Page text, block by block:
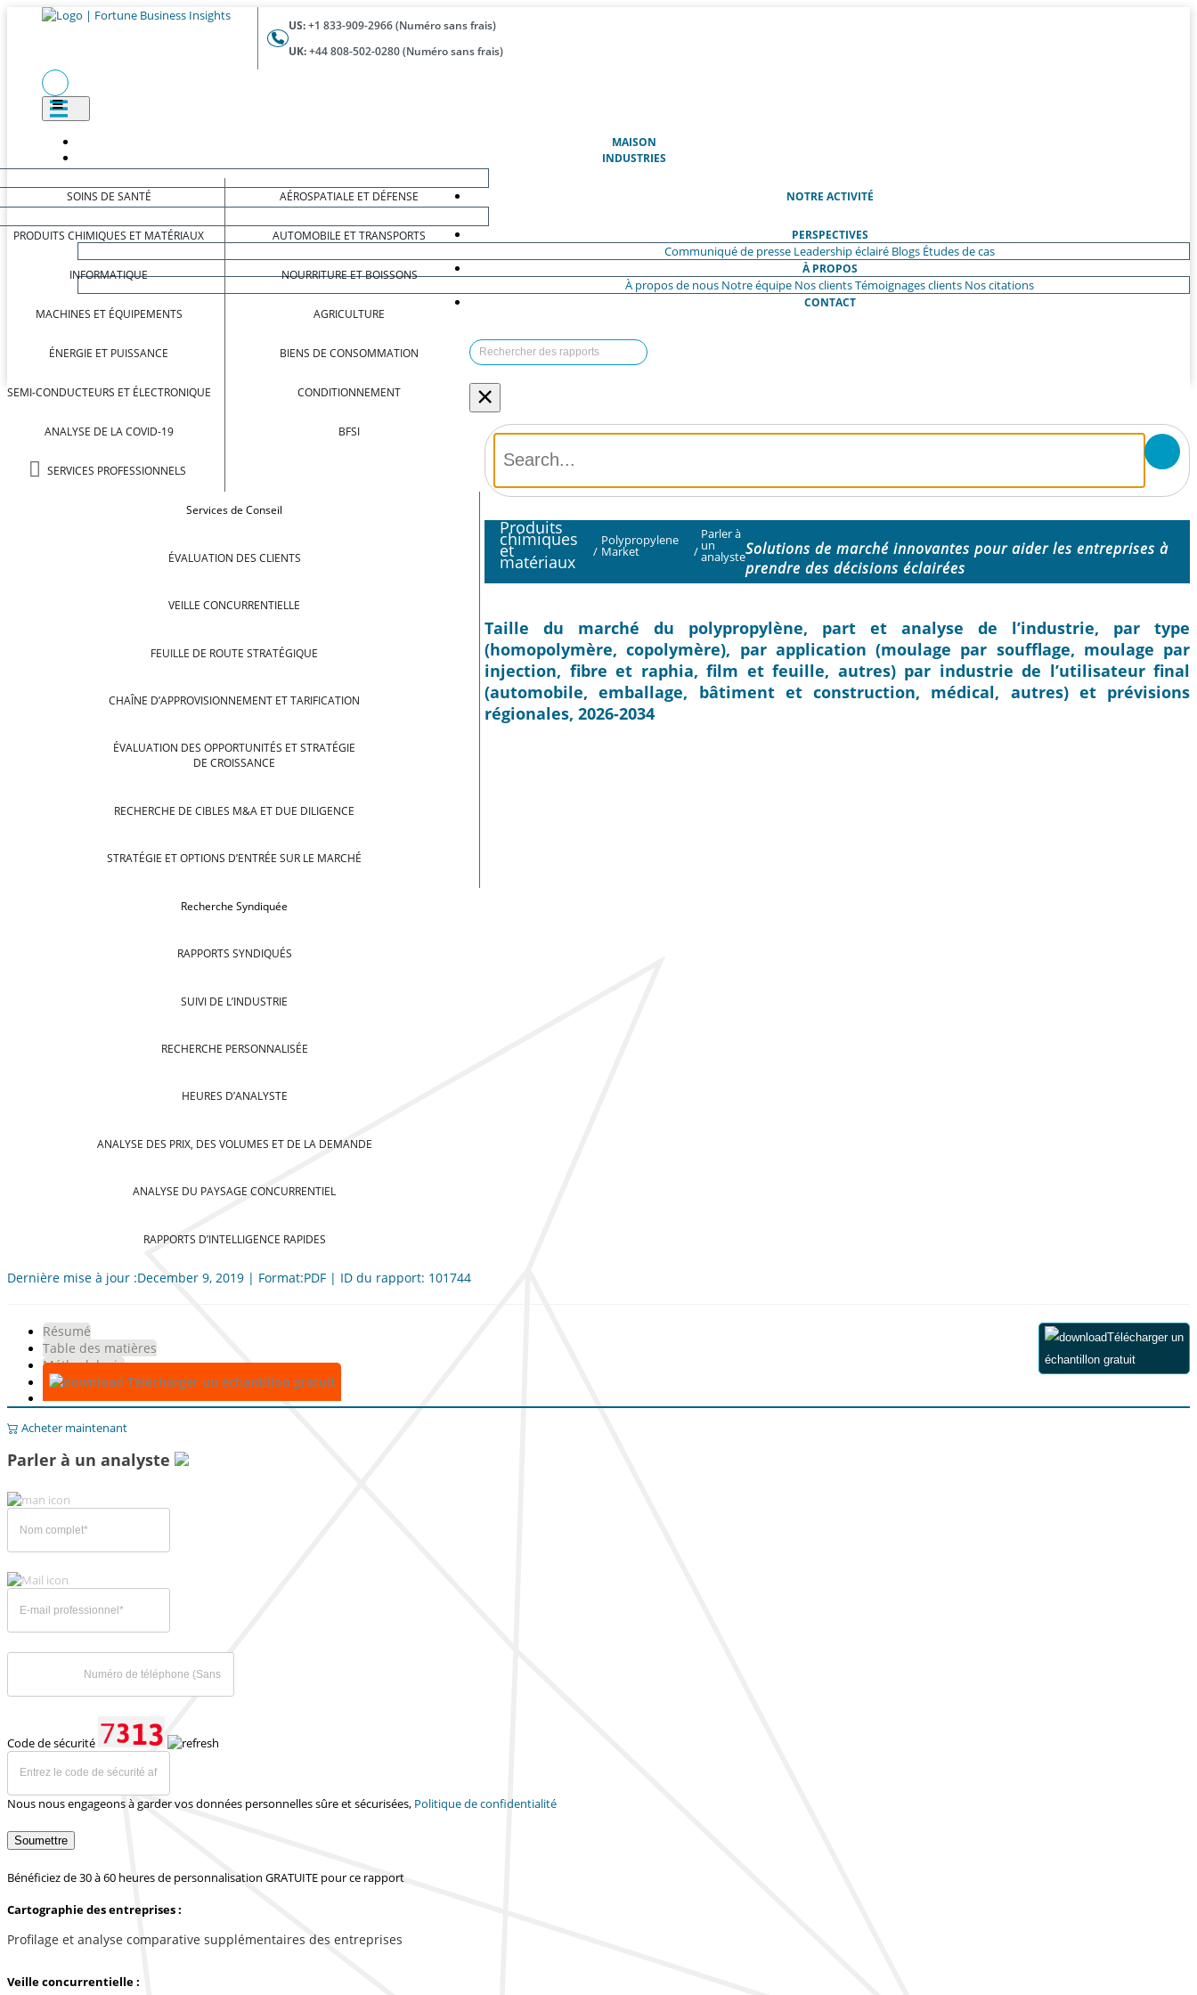
US:+1 833-909-2966 (Numéro sans frais)
UK:+44 808-502-0280 (Numéro sans frais)
MAISON(ACTUEL)
INDUSTRIES
SOINS DE SANTÉ
PRODUITS CHIMIQUES ET MATÉRIAUX
INFORMATIQUE
MACHINES ET ÉQUIPEMENTS
ÉNERGIE ET PUISSANCE
SEMI-CONDUCTEURS ET ÉLECTRONIQUE
ANALYSE DE LA COVID-19
SERVICES PROFESSIONNELS
AÉROSPATIALE ET DÉFENSE
AUTOMOBILE ET TRANSPORTS
NOURRITURE ET BOISSONS
AGRICULTURE
BIENS DE CONSOMMATION
CONDITIONNEMENT
BFSI
NOTRE ACTIVITÉ
Services de Conseil
ÉVALUATION DES CLIENTS
VEILLE CONCURRENTIELLE
FEUILLE DE ROUTE STRATÉGIQUE
CHAÎNE D’APPROVISIONNEMENT ET TARIFICATION
ÉVALUATION DES OPPORTUNITÉS ET STRATÉGIE
DE CROISSANCE
RECHERCHE DE CIBLES M&A ET DUE DILIGENCE
STRATÉGIE ET OPTIONS D’ENTRÉE SUR LE MARCHÉ
Recherche Syndiquée
RAPPORTS SYNDIQUÉS
SUIVI DE L’INDUSTRIE
RECHERCHE PERSONNALISÉE
HEURES D’ANALYSTE
ANALYSE DES PRIX, DES VOLUMES ET DE LA DEMANDE
ANALYSE DU PAYSAGE CONCURRENTIEL
RAPPORTS D’INTELLIGENCE RAPIDES
PERSPECTIVES
Communiqué de presse Leadership éclairé Blogs Études de cas
À PROPOS
À propos de nous Notre équipe Nos clientsTémoignages clients Nos citations
CONTACT
×
Produits
chimiques
et
matériaux /
Polypropylene
Market /
Parler à
un
analysteSolutions de marché innovantes pour aider les entreprises à
prendre des décisions éclairées
Taille du marché du polypropylène, part et analyse de l’industrie, par type
(homopolymère, copolymère), par application (moulage par soufflage, moulage par
injection, fibre et raphia, film et feuille, autres) par industrie de l’utilisateur final
(automobile, emballage, bâtiment et construction, médical, autres) et prévisions
régionales, 2026-2034
Dernière mise à jour :December 9, 2019 | Format:PDF | ID du rapport: 101744
Résumé
Table des matières
Méthodologie
Télécharger un échantillon gratuit
Télécharger un
échantillon gratuit
Acheter maintenant
Parler à un analyste
Code de sécurité
Nous nous engageons à garder vos données personnelles sûre et sécurisées, Politique de confidentialité
Soumettre
Bénéficiez de 30 à 60 heures de personnalisation GRATUITE pour ce rapport
Cartographie des entreprises :
Profilage et analyse comparative supplémentaires des entreprises
Veille concurrentielle :